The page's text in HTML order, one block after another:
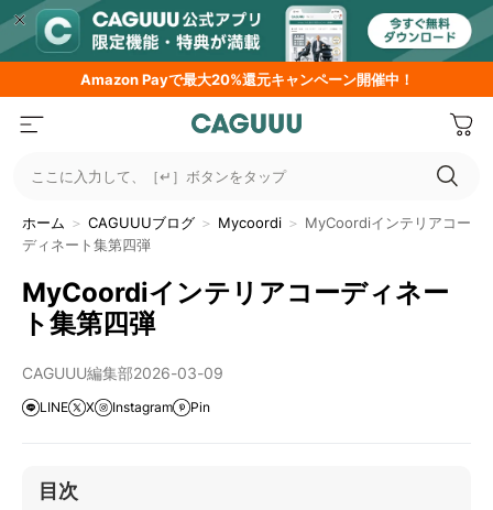
AmazonPayで最大20%還元キャンペーン開催中！
ここに入力して、［↵］ボタンをタップ
ホーム ＞ CAGUUUブログ ＞ Mycoordi ＞ MyCoordiインテリアコー
ディネート集第四弾
MyCoordiインテリアコーディネー
ト集第四弾
CAGUUU編集部2026-03-09
LINE X Instagram Pin
目次